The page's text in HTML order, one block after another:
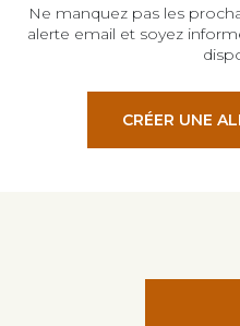
Ne manquez pas les
alerte email et soyez
CRÉER UNE